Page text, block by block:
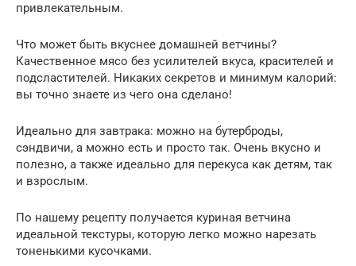
привлекательным.
Что может быть вкуснее домашней ветчины?
Качественное мясо без усилителей вкуса, красителей и
подсластителей. Никаких секретов и минимум калорий:
вы точно знаете из чего она сделано!
Идеально для завтрака: можно на бутерброды,
сэндвичи, а можно есть и просто так. Очень вкусно и
полезно, а также идеально для перекуса как детям, так
и взрослым.
По нашему рецепту получается куриная ветчина
идеальной текстуры, которую легко можно нарезать
тоненькими кусочками.